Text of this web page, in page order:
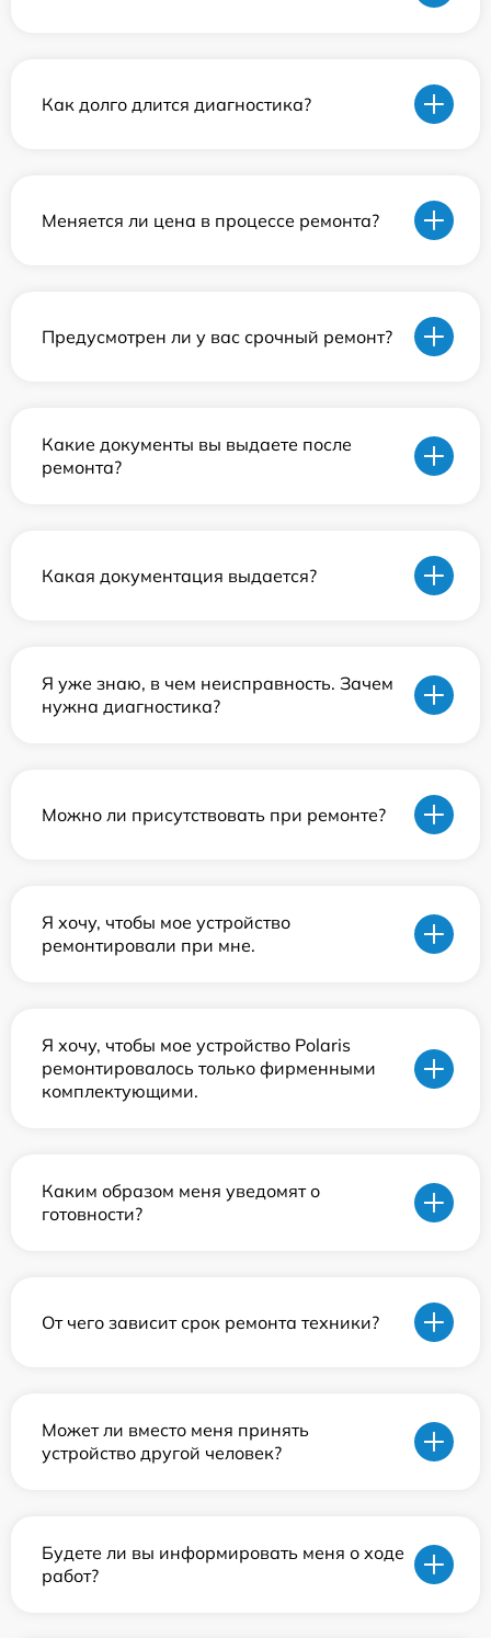
Как долго длится диагностика?
Меняется ли цена в процессе ремонта?
Предусмотрен ли у вас срочный ремонт?
Какие документы вы выдаете после
ремонта?
Какая документация выдается?
Я уже знаю, в чем неисправность. Зачем
нужна диагностика?
Можно ли присутствовать при ремонте?
Я хочу, чтобы мое устройство
ремонтировали при мне.
Я хочу, чтобы мое устройство Polaris
ремонтировалось только фирменными
комплектующими.
Каким образом меня уведомят о
готовности?
От чего зависит срок ремонта техники?
Может ли вместо меня принять
устройство другой человек?
Будете ли вы информировать меня о ходе
работ?